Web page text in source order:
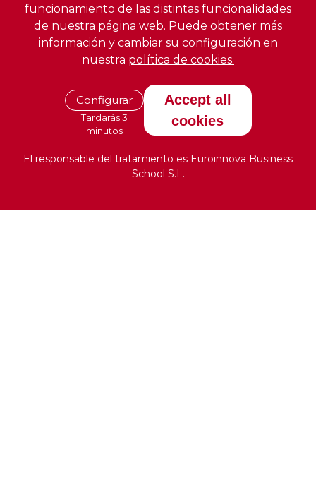
funcionamiento de las distintas funcionalidades
de nuestra página web. Puede obtener más
información y cambiar su configuración en
nuestra política de cookies.
Configurar
Tardarás 3
minutos
Accept all
cookies
El responsable del tratamiento es Euroinnova Business
School S.L.